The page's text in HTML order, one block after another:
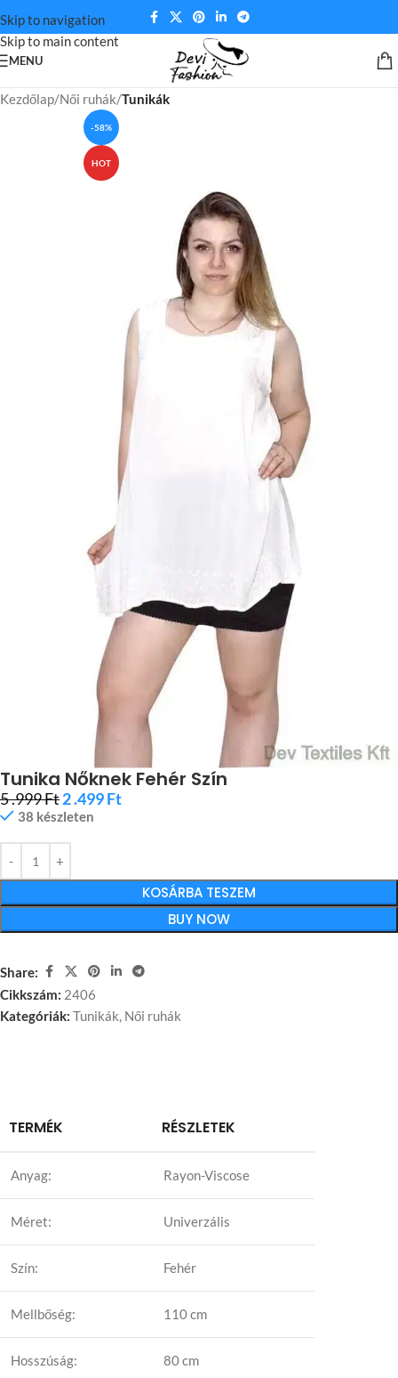
Skip to navigation
Skip to main content
MENU
Kezdőlap Női ruhák Tunikák
-58%
HOT
Tunika Nőknek Fehér Szín
5 .999Ft2 .499Ft
38 készleten
KOSÁRBA TESZEM
BUY NOW
Share:
Cikkszám: 2406
Kategóriák: Tunikák, Női ruhák
TERMÉK RÉSZLETEK
Anyag: Rayon-Viscose
Méret: Univerzális
Szín: Fehér
Mellbőség: 110 cm
Hosszúság: 80 cm